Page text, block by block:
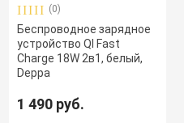
(0)
Беспроводное зарядное
устройство QI Fast
Charge 18W 2в1, белый,
Deppa
1 490 руб.